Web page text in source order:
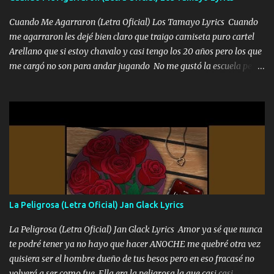
Cuando Me Agarraron (Letra Oficial) Los Tamayo Lyrics Cuando
me agarraron les dejé bien claro que traigo camiseta puro cartel
Arellano que si estoy chavalo y casi tengo los 20 años pero los que
me cargó no son para andar jugando No me gustó la escuela pero
Yo Soy El De Las Pacas Sobrino Del Brazo Armad0 Con mi Glock
fajado y mi R terciado me van a ver allá por TJ para un licenciado
mando un abrazo andamos al cien Choritas también Música
Ando en la colonia bien acelerado traigo un M2 que nunca me ha
fallado para mi compadre mandó un fuerte abrazo también al
Especial sabe que lo apreciamos En los mejores antros me verán
tomando con mujeres hermosas y botellas destapando siempre
bien cuidado bien atrabancado y a los que me conocen ya saben de
lo que hablo Entre lob...
La Peligrosa (Letra Oficial) Jan Glack Lyrics
La Peligrosa (Letra Oficial) Jan Glack Lyrics Amor ya sé que nunca
te podré tener ya no hayo que hacer ANOCHE me quebré otra vez
quisiera ser el hombre dueño de tus besos pero en eso fracasé no